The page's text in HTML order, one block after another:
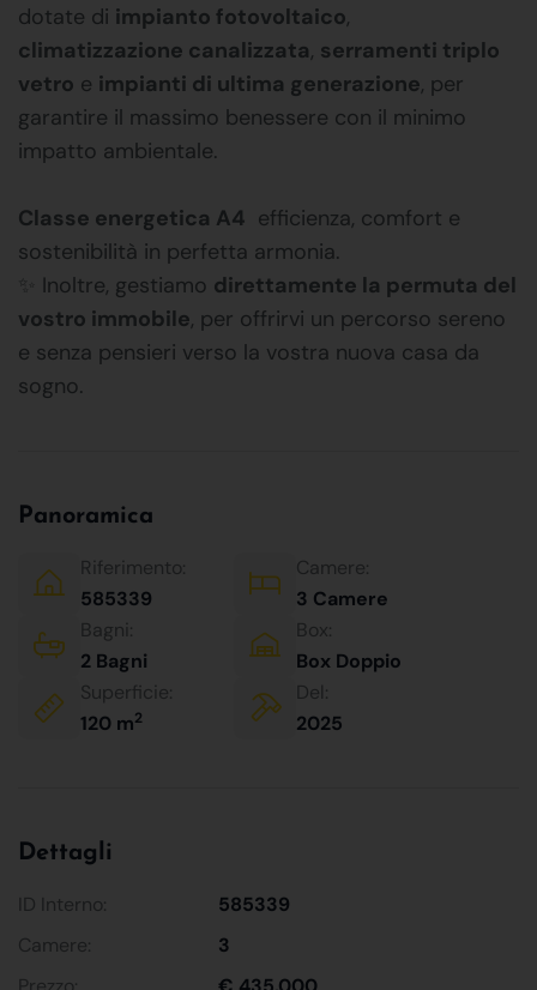
dotate di impianto fotovoltaico,
climatizzazione canalizzata, serramenti triplo
vetro e impianti di ultima generazione, per
garantire il massimo benessere con il minimo
impatto ambientale.
Classe energetica A4  efficienza, comfort e
sostenibilità in perfetta armonia.
✨ Inoltre, gestiamo direttamente la permuta del
vostro immobile, per offrirvi un percorso sereno
e senza pensieri verso la vostra nuova casa da
sogno.
Panoramica
Riferimento:
585339
Camere:
3 Camere
Bagni:
2 Bagni
Box:
Box Doppio
Superficie:
120 m2
Del:
2025
Dettagli
ID Interno:
585339
Camere:
3